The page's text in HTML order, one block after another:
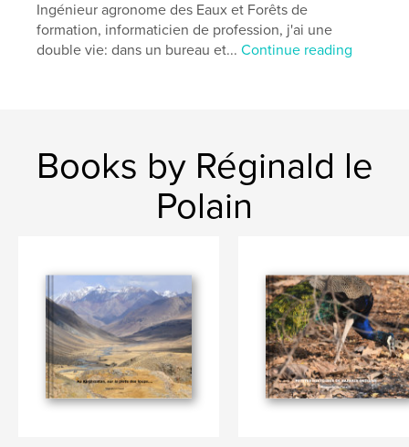
Ingénieur agronome des Eaux et Forêts de
formation, informaticien de profession, j'ai une
double vie: dans un bureau et...Continue reading
Books by Réginald le
Polain